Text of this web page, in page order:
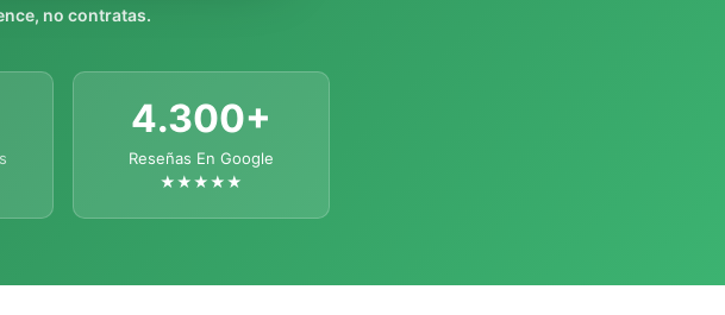
no contratas.
4.300+
Reseñas En Google
★★★★★